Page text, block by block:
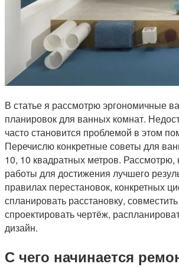
В статье я рассмотрю эргономичные
планировок для ванных комнат.
часто становится проблемой в этом
Перечислю конкретные советы для
10, 10 квадратных метров. Рассмотрю,
работы для достижения лучшего
правилах перестановок, конкретных
спланировать расстановку,
спроектировать чертёж,
дизайн.
С чего начинается